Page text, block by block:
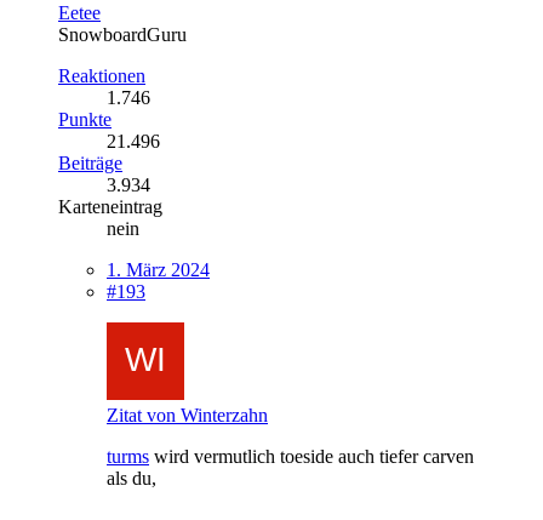
Eetee
SnowboardGuru
Reaktionen
1.746
Punkte
21.496
Beiträge
3.934
Karteneintrag
nein
1. März 2024
#193
Zitat von Winterzahn
turms wird vermutlich toeside auch tiefer carven
als du,